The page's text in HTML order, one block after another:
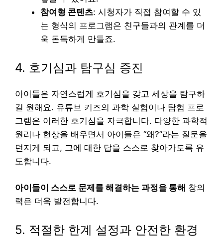
참여형 콘텐츠: 시청자가 직접 참여할 수 있
는 형식의 프로그램은 친구들과의 관계를 더
욱 돈독하게 만들죠.
4. 호기심과 탐구심 증진
아이들은 자연스럽게 호기심을 갖고 세상을 탐구하
길 원해요. 유튜브 키즈의 과학 실험이나 탐험 프로
그램은 이러한 호기심을 자극합니다. 다양한 과학적
원리나 현상을 배우면서 아이들은 “왜?”라는 질문을
던지게 되고, 그에 대한 답을 스스로 찾아가도록 유
도합니다.
아이들이 스스로 문제를 해결하는 과정을 통해 창의
력은 더욱 발전합니다.
5. 적절한 한계 설정과 안전한 환경